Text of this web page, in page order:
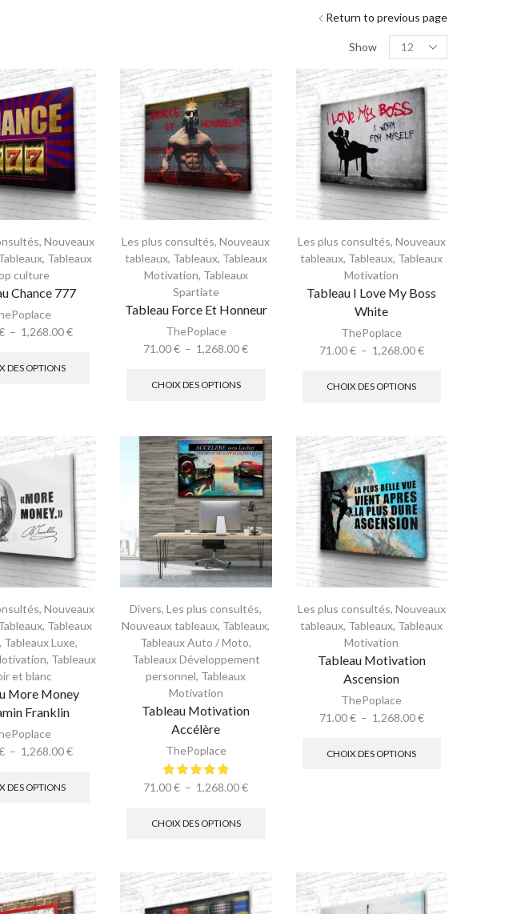
Return to previous page
Show
,Nouveaux
, Tableaux
culture
Chance 777
– 1,268.00€
DES OPTIONS
Les plus consultés,Nouveaux
tableaux, Tableaux, Tableaux
Motivation, Tableaux
Spartiate
Tableau Force Et Honneur
ThePoplace
71.00€ – 1,268.00€
CHOIX DES OPTIONS
Les plus consultés, Nouveaux
tableaux, Tableaux, Tableaux
Motivation
Tableau I Love My Boss
White
ThePoplace
71.00€ – 1,268.00€
CHOIX DES OPTIONS
,Nouveaux
, Tableaux
, Tableaux Luxe,
, Tableaux
et blanc
More Money
Franklin
– 1,268.00€
DES OPTIONS
Divers,Les plus consultés,
Nouveaux tableaux, Tableaux,
Tableaux Auto / Moto,
Tableaux Développement
personnel, Tableaux
Motivation
Tableau Motivation
Accélère
ThePoplace
71.00€ – 1,268.00€
CHOIX DES OPTIONS
Les plus consultés, Nouveaux
tableaux, Tableaux, Tableaux
Motivation
Tableau Motivation
Ascension
ThePoplace
71.00€ – 1,268.00€
CHOIX DES OPTIONS